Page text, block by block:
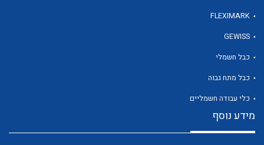
FLEXIMARK
GEWISS
כבל חשמלי
כבל מתח גבוה
כלי עבודה חשמליים
מידע נוסף